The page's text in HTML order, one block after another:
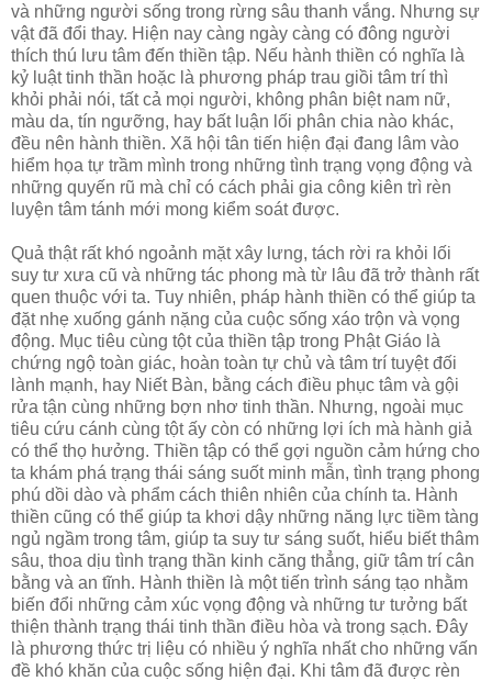
và những người sống trong rừng sâu thanh vắng. Nhưng sự
vật đã đổi thay. Hiện nay càng ngày càng có đông người
thích thú lưu tâm đến thiền tập. Nếu hành thiền có nghĩa là
kỷ luật tinh thần hoặc là phương pháp trau giồi tâm trí thì
khỏi phải nói, tất cả mọi người, không phân biệt nam nữ,
màu da, tín ngưỡng, hay bất luận lối phân chia nào khác,
đều nên hành thiền. Xã hội tân tiến hiện đại đang lâm vào
hiểm họa tự trầm mình trong những tình trạng vọng động và
những quyến rũ mà chỉ có cách phải gia công kiên trì rèn
luyện tâm tánh mới mong kiểm soát được.
Quả thật rất khó ngoảnh mặt xây lưng, tách rời ra khỏi lối
suy tư xưa cũ và những tác phong mà từ lâu đã trở thành rất
quen thuộc với ta. Tuy nhiên, pháp hành thiền có thể giúp ta
đặt nhẹ xuống gánh nặng của cuộc sống xáo trộn và vọng
động. Mục tiêu cùng tột của thiền tập trong Phật Giáo là
chứng ngộ toàn giác, hoàn toàn tự chủ và tâm trí tuyệt đối
lành mạnh, hay Niết Bàn, bằng cách điều phục tâm và gội
rửa tận cùng những bợn nhơ tinh thần. Nhưng, ngoài mục
tiêu cứu cánh cùng tột ấy còn có những lợi ích mà hành giả
có thể thọ hưởng. Thiền tập có thể gợi nguồn cảm hứng cho
ta khám phá trạng thái sáng suốt minh mẫn, tình trạng phong
phú dồi dào và phẩm cách thiên nhiên của chính ta. Hành
thiền cũng có thể giúp ta khơi dậy những năng lực tiềm tàng
ngủ ngầm trong tâm, giúp ta suy tư sáng suốt, hiểu biết thâm
sâu, thoa dịu tình trạng thần kinh căng thẳng, giữ tâm trí cân
bằng và an tĩnh. Hành thiền là một tiến trình sáng tạo nhằm
biến đổi những cảm xúc vọng động và những tư tưởng bất
thiện thành trạng thái tinh thần điều hòa và trong sạch. Ðây
là phương thức trị liệu có nhiều ý nghĩa nhất cho những vấn
đề khó khăn của cuộc sống hiện đại. Khi tâm đã được rèn